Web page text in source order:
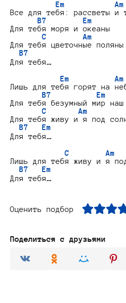
Em           Am
Все для тебя: рассветы и
B7        Em
Для тебя моря и океаны
C        Am
Для тебя цветочные поляны
B7
Для тебя…
Em          Am
Лишь для тебя горят на
B7          Em
Для тебя безумный мир наш
C       Am
Для тебя живу и я под
B7   Em
Для тебя…
C        Am
Лишь для тебя живу и я
B7   Em
Оценить подбор
Поделиться с друзьями